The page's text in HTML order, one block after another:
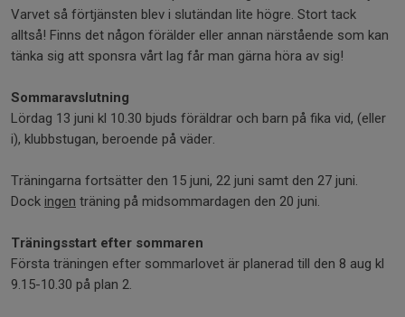
Varvet så förtjänsten blev i slutändan lite högre. Stort tack
alltså! Finns det någon förälder eller annan närstående som kan
tänka sig att sponsra vårt lag får man gärna höra av sig!
Sommaravslutning
Lördag 13 juni kl 10.30 bjuds föräldrar och barn på fika vid, (eller
i), klubbstugan, beroende på väder.
Träningarna fortsätter den 15 juni, 22 juni samt den 27 juni.
Dock ingen träning på midsommardagen den 20 juni.
Träningsstart efter sommaren
Första träningen efter sommarlovet är planerad till den 8 aug kl
9.15-10.30 på plan 2.